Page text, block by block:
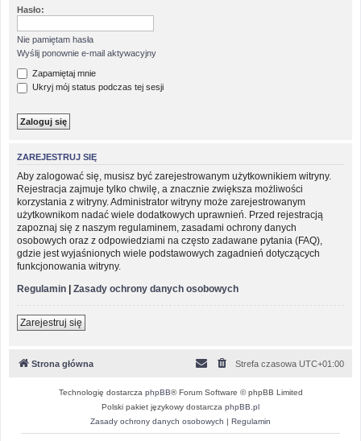
Hasło:
Nie pamiętam hasła
Wyślij ponownie e-mail aktywacyjny
Zapamiętaj mnie
Ukryj mój status podczas tej sesji
ZAREJESTRUJ SIĘ
Aby zalogować się, musisz być zarejestrowanym użytkownikiem witryny.
Rejestracja zajmuje tylko chwilę, a znacznie zwiększa możliwości
korzystania z witryny. Administrator witryny może zarejestrowanym
użytkownikom nadać wiele dodatkowych uprawnień. Przed rejestracją
zapoznaj się z naszym regulaminem, zasadami ochrony danych
osobowych oraz z odpowiedziami na często zadawane pytania (FAQ),
gdzie jest wyjaśnionych wiele podstawowych zagadnień dotyczących
funkcjonowania witryny.
Regulamin | Zasady ochrony danych osobowych
Zarejestruj się
Strona główna Strefa czasowa UTC+01:00
Technologię dostarcza phpBB® Forum Software © phpBB Limited
Polski pakiet językowy dostarcza phpBB.pl
Zasady ochrony danych osobowych | Regulamin